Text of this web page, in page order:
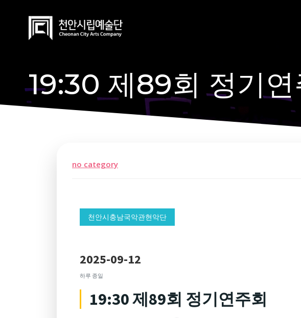
content
19:30 제89회 정기연
no category
천안시충남국악관현악단
2025-09-12
하루 종일
19:30 제89회 정기연주회